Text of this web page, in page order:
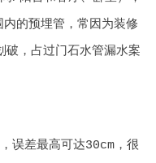
的预埋管，常因为装修
破，占过门石水管漏水案
误差最高可达30cm，很